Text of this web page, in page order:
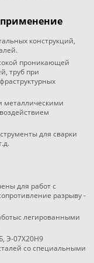
конструкций,
проникающей
труб при
металлическими
для сварки
для работ с
разрыву -
легированными
Э-07Х20Н9
со специальными